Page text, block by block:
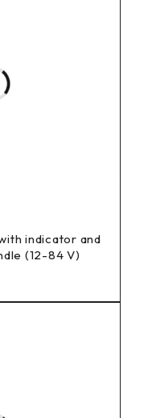
indicator and
(12-84 V)